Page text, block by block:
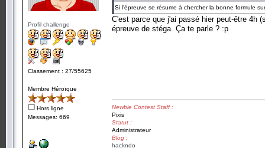
Profil challenge
Classement : 27/55625
Membre Héroïque
Hors ligne
Messages: 669
Si l'épreuve se résume à chercher la bonne formule
C'est parce que j'ai passé hier peut-être 4h
épreuve de stéga. Ça te parle ? :p
Newbie Contest Staff :
Pixis
Statut :
Administrateur
Blog :
hackndo